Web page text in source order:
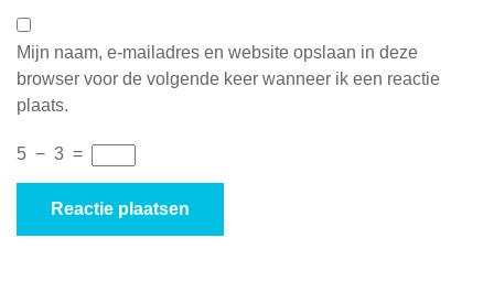
Mijn naam, e-mailadres en website opslaan in deze
browser voor de volgende keer wanneer ik een reactie
plaats.
5 − 3 =